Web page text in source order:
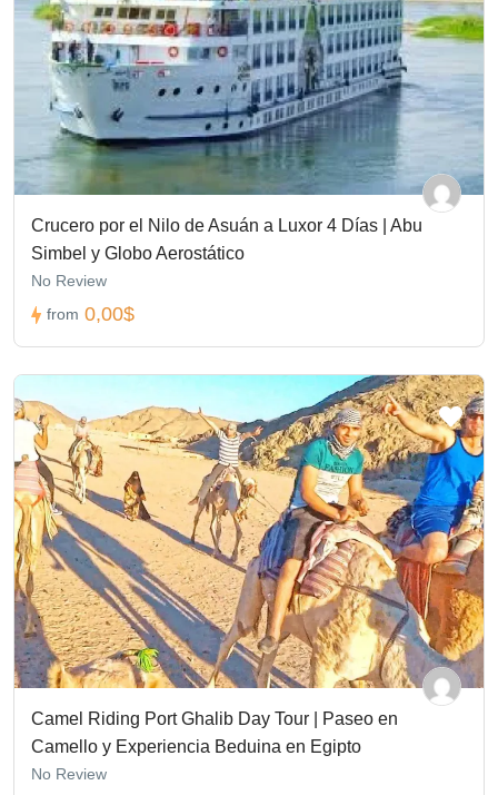
Crucero por el Nilo de Asuán a Luxor 4 Días | Abu
Simbel y Globo Aerostático
No Review
from 0,00$
Camel Riding Port Ghalib Day Tour | Paseo en
Camello y Experiencia Beduina en Egipto
No Review